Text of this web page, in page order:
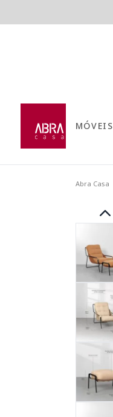
MÓVEIS
Abra Casa